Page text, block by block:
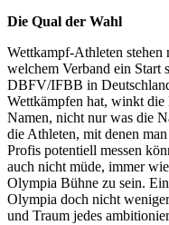
Die Qual der Wahl
Wettkampf-Athleten stehen
welchem Verband ein Start
DBFV/IFBB in
Wettkämpfen hat, winkt die
Namen, nicht nur was die
die Athleten, mit denen
Profis potentiell messen
auch nicht müde, immer
Olympia Bühne zu sein.
Olympia doch nicht
und Traum jedes